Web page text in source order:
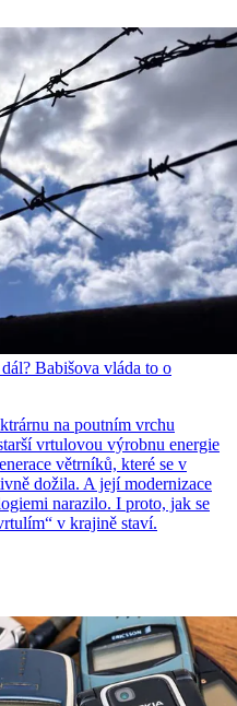
Babišova vláda to o
na poutním vrchu
vrtulovou výrobnu energie
větrníků, které se v
dožila. A její modernizace
narazilo. I proto, jak se
v krajině staví.